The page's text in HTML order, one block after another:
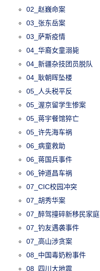
02_赵巍命案
03_张东岳案
03_萨斯疫情
04_华裔女童溺毙
04_新疆杂技团员脱队
04_耿朝晖坠楼
05_人头税平反
05_渥京留学生惨案
05_蒋宇餐馆猝亡
05_许先海车祸
06_病童救助
06_蒋国兵事件
06_钟道昌车祸
07_CIC校园冲突
07_胡秀华案
07_醉驾撞碎新移民家庭
07_钓友遇袭事件
07_高山涉贪案
08_中国毒奶粉事件
08_四川大地震